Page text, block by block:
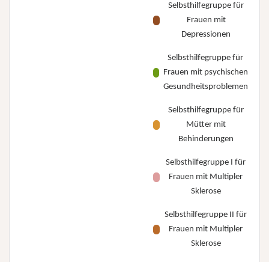
Selbsthilfegruppe für
Frauen mit
Depressionen
Selbsthilfegruppe für
Frauen mit psychischen
Gesundheitsproblemen
Selbsthilfegruppe für
Mütter mit
Behinderungen
Selbsthilfegruppe I für
Frauen mit Multipler
Sklerose
Selbsthilfegruppe II für
Frauen mit Multipler
Sklerose